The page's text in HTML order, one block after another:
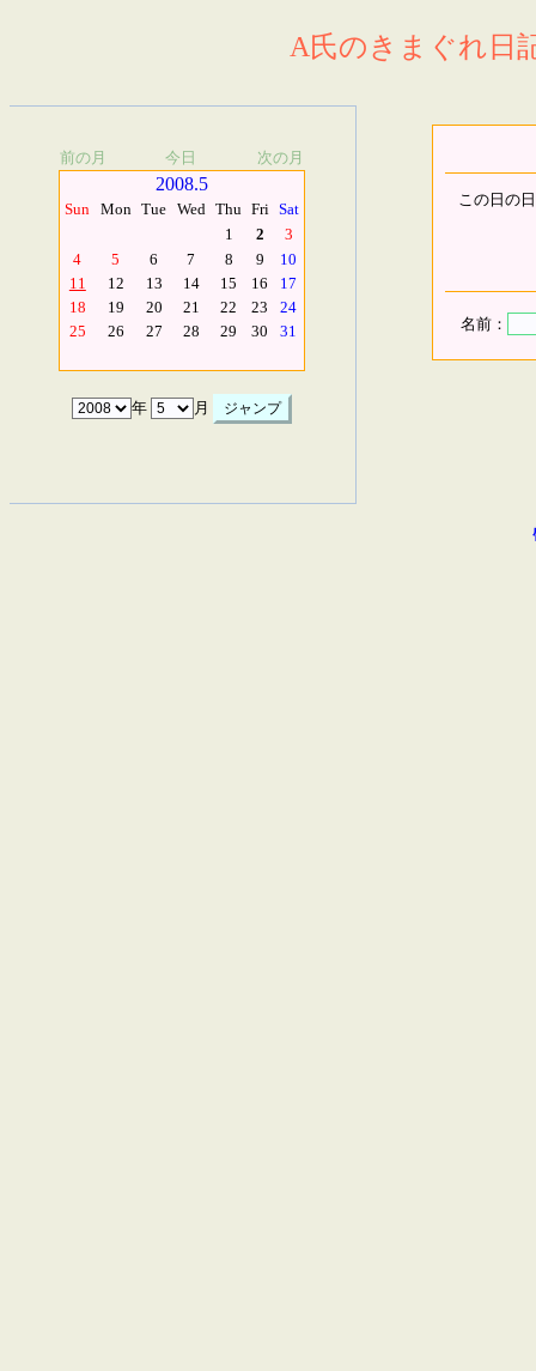
A氏のきまぐれ日
前の月 今日 次の月
2008.5
Sun Mon Tue Wed Thu Fri Sat
1
2
3
4
5 6 7 8 9
10
11
12 13 14 15 16
17
18
19 20 21 22 23
24
25
26 27 28 29 30 31
年 月
この日の
名前：